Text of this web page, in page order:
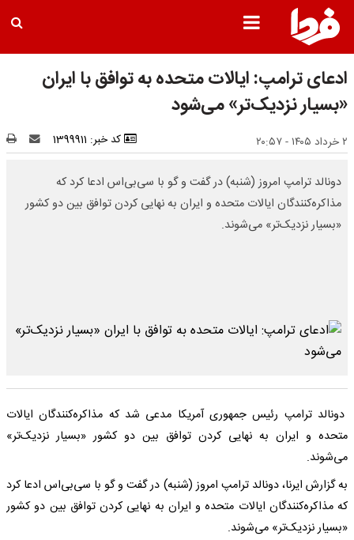
ادعای ترامپ: ایالات متحده به توافق با ایران
«بسیار نزدیک‌تر» می‌شود
۲ خرداد ۱۴۰۵ - ۲۰:۵۷ کد خبر: 1399911
دونالد ترامپ امروز (شنبه) در گفت و گو با سی‌بی‌اس ادعا کرد که
مذاکره‌کنندگان ایالات متحده و ایران به نهایی کردن توافق بین دو کشور
«بسیار نزدیک‌تر» می‌شوند.
دونالد ترامپ رئیس جمهوری آمریکا مدعی شد که مذاکره‌کنندگان ایالات
متحده و ایران به نهایی کردن توافق بین دو کشور «بسیار نزدیک‌تر»
می‌شوند.
به گزارش ایرنا، دونالد ترامپ امروز (شنبه) در گفت و گو با سی‌بی‌اس ادعا کرد
که مذاکره‌کنندگان ایالات متحده و ایران به نهایی کردن توافق بین دو کشور
«بسیار نزدیک‌تر» می‌شوند.